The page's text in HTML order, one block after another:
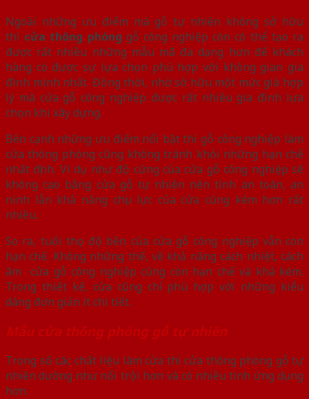
Ngoài những ưu điểm mà gỗ tự nhiên không sở hữu
thì cửa thông phòng gỗ công nghiệp còn có thể tạo ra
được rất nhiều những mẫu mã đa dạng hơn để khách
hàng có được sự lựa chọn phù hợp với không gian gia
đình mình nhất. Đồng thời, nhờ sở hữu một mức giá hợp
lý mà cửa gỗ công nghiệp được rất nhiều gia đình lựa
chọn khi xây dựng.
Bên cạnh những ưu điểm nổi bật thì gỗ công nghiệp làm
cửa thông phòng cũng không tránh khỏi những hạn chế
nhất định. Ví dụ như độ cứng của cửa gỗ công nghiệp sẽ
không cao bằng cửa gỗ tự nhiên nên tính an toàn, an
ninh lẫn khả năng chịu lực của cửa cũng kém hơn rất
nhiều.
So ra, tuổi thọ độ bền của cửa gỗ công nghiệp vẫn còn
hạn chế. Không những thế, về khả năng cách nhiệt, cách
âm cửa gỗ công nghiệp cũng còn hạn chế và khá kém.
Trong thiết kế, cửa cũng chỉ phù hợp với những kiểu
dáng đơn giản ít chi tiết.
Mẫu cửa thông phòng gỗ tự nhiên
Trong số các chất liệu làm cửa thì cửa thông phòng gỗ tự
nhiên dường như nổi trội hơn và có nhiều tính ứng dụng
hơn.